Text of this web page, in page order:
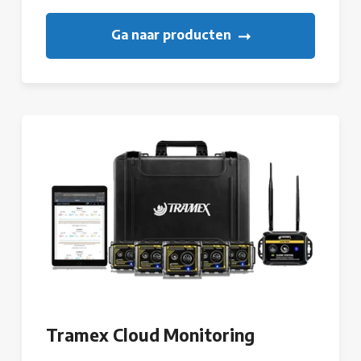
Ga naar producten
Tramex Cloud Monitoring